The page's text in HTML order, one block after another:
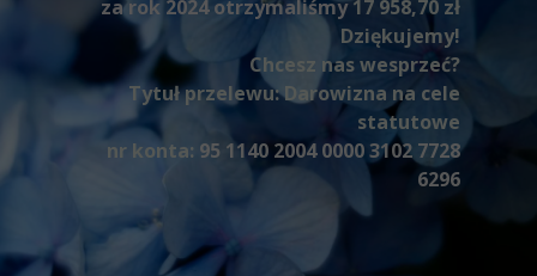
za rok 2024 otrzymaliśmy17 958,70 zł
Dziękujemy!
Chcesz nas wesprzeć?
Tytuł przelewu: Darowizna na cele
statutowe
nr konta: 95 1140 2004 0000 3102 7728
6296